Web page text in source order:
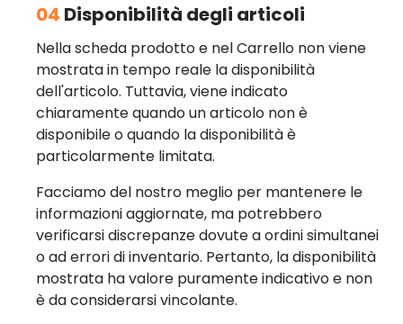
04 Disponibilità degli articoli
Nella scheda prodotto e nel Carrello non viene
mostrata in tempo reale la disponibilità
dell'articolo. Tuttavia, viene indicato
chiaramente quando un articolo non è
disponibile o quando la disponibilità è
particolarmente limitata.
Facciamo del nostro meglio per mantenere le
informazioni aggiornate, ma potrebbero
verificarsi discrepanze dovute a ordini simultanei
o ad errori di inventario. Pertanto, la disponibilità
mostrata ha valore puramente indicativo e non
è da considerarsi vincolante.